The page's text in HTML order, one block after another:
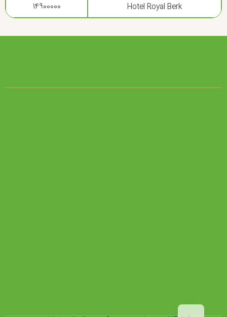
Hotel Royal Berk
14900000